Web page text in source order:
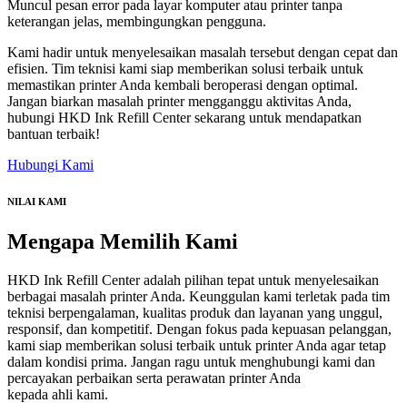
Muncul pesan error pada layar komputer atau printer tanpa
keterangan jelas, membingungkan pengguna.
Kami hadir untuk menyelesaikan masalah tersebut dengan cepat dan
efisien. Tim teknisi kami siap memberikan solusi terbaik untuk
memastikan printer Anda kembali beroperasi dengan optimal.
Jangan biarkan masalah printer mengganggu aktivitas Anda,
hubungi HKD Ink Refill Center sekarang untuk mendapatkan
bantuan terbaik!
Hubungi Kami
NILAI KAMI
Mengapa Memilih Kami
HKD Ink Refill Center adalah pilihan tepat untuk menyelesaikan
berbagai masalah printer Anda. Keunggulan kami terletak pada tim
teknisi berpengalaman, kualitas produk dan layanan yang unggul,
responsif, dan kompetitif. Dengan fokus pada kepuasan pelanggan,
kami siap memberikan solusi terbaik untuk printer Anda agar tetap
dalam kondisi prima. Jangan ragu untuk menghubungi kami dan
percayakan perbaikan serta perawatan printer Anda
kepada ahli kami.